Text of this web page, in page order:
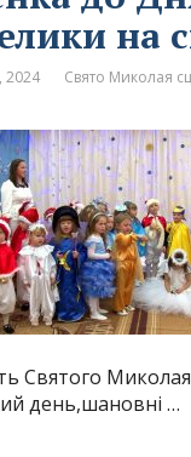
на
2024 Свято Миколая
Святого Миколая
день,шановні …